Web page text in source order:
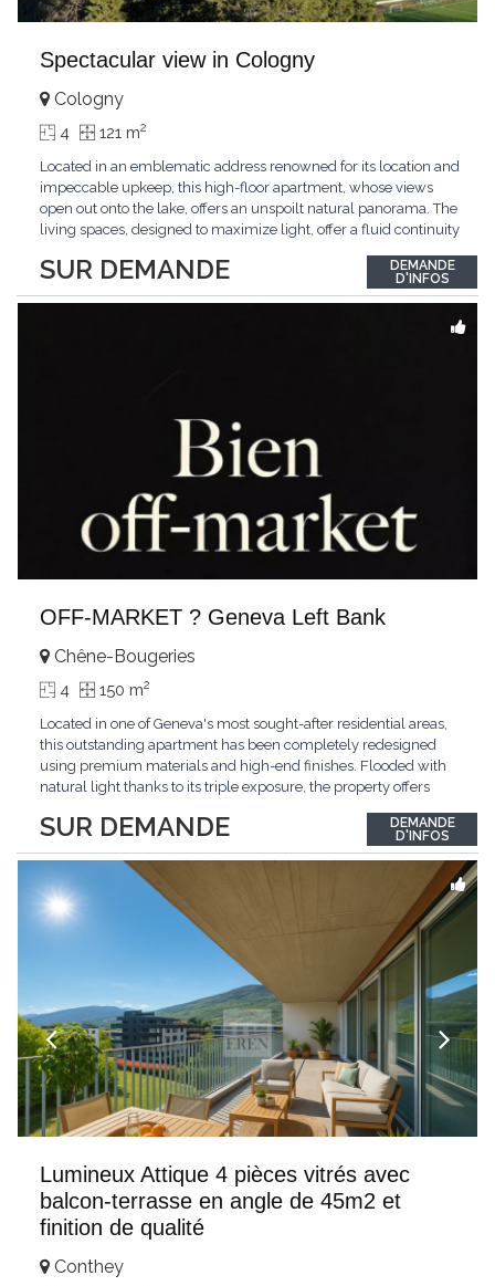
Spectacular view in Cologny
SUR DEMANDE
Cologny
4 121 m2
Located in an emblematic address renowned for its location and
impeccable upkeep, this high-floor apartment, whose views
open out onto the lake, offers an unspoilt natural panorama. The
living spaces, designed to maximize light, offer a fluid continuity
comprises two bedrooms, each with its own bathroom,
guaranteeing comfort and privacy. Private...
DEMANDE
D'INFOS
OFF-MARKET ? Geneva Left Bank
SUR DEMANDE
Chêne-Bougeries
4 150 m2
Located in one of Geneva's most sought-after residential areas,
this outstanding apartment has been completely redesigned
using premium materials and high-end finishes. Flooded with
natural light thanks to its triple exposure, the property offers
master suite, elegant reception areas, and a spacious terrace
overlooking a peaceful and green...
DEMANDE
D'INFOS
Lumineux Attique 4 pièces vitrés avec
balcon-terrasse en angle de 45m2 et
finition de qualité
Conthey